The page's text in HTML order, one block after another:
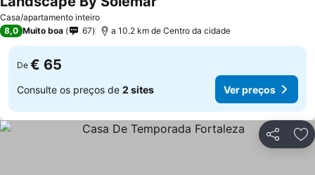
Casa/apartamento inteiro
8,0 Muito boa 67 a 10.2 km de Centro da cidade
De € 65
Consulte os preços de 2 sites Ver preços
Partilhar